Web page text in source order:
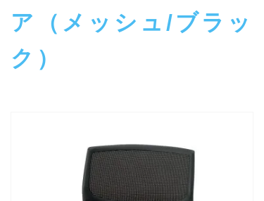
ア（メッシュ/ブラッ
ク）